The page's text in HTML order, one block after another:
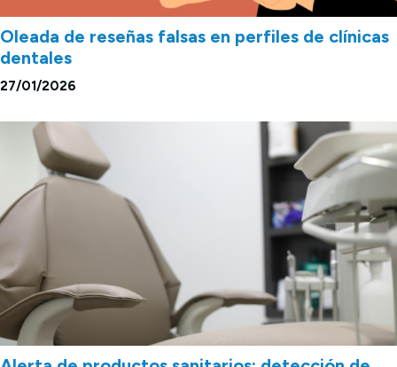
Oleada de reseñas falsas en perfiles de clínicas
dentales
27/01/2026